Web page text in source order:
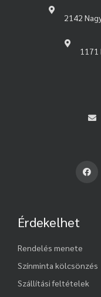
2142
1171
Érdekelhet
Rendelés menete
Színminta kölcsönzés
Szállítási feltételek